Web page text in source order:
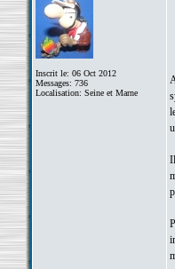
Inscrit le: 06 Oct 2012
Messages: 736
Localisation: Seine et Marne